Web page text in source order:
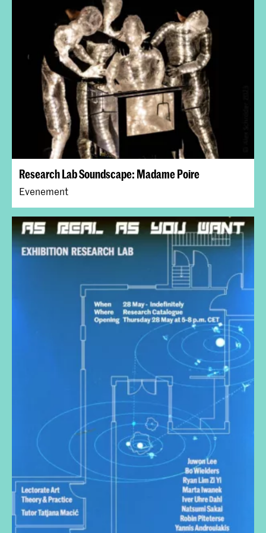
Research Lab Soundscape: Madame Poire
Evenement